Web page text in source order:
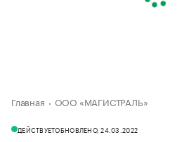
Главная ООО «МАГИСТРАЛЬ»
ДЕЙСТВУЕТОБНОВЛЕНО, 24.03.2022